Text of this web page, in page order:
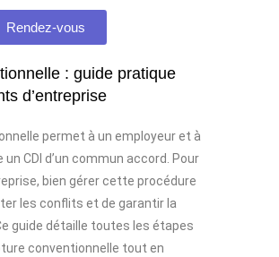
Rendez-vous
: guide pratique
d’entreprise
permet à un employeur et à
CDI d’un commun accord. Pour
bien gérer cette procédure
les conflits et de garantir la
guide détaille toutes les étapes
conventionnelle tout en